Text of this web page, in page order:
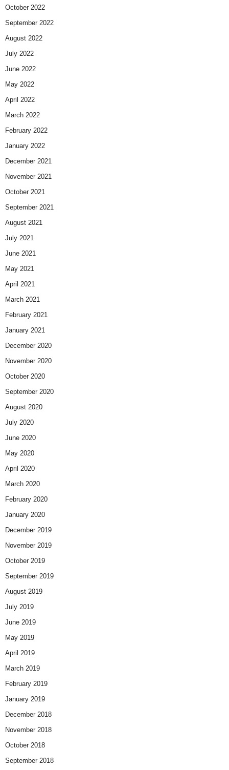
October 2022
September 2022
August 2022
July 2022
June 2022
May 2022
April 2022
March 2022
February 2022
January 2022
December 2021
November 2021
October 2021
September 2021
August 2021
July 2021
June 2021
May 2021
April 2021
March 2021
February 2021
January 2021
December 2020
November 2020
October 2020
September 2020
August 2020
July 2020
June 2020
May 2020
April 2020
March 2020
February 2020
January 2020
December 2019
November 2019
October 2019
September 2019
August 2019
July 2019
June 2019
May 2019
April 2019
March 2019
February 2019
January 2019
December 2018
November 2018
October 2018
September 2018